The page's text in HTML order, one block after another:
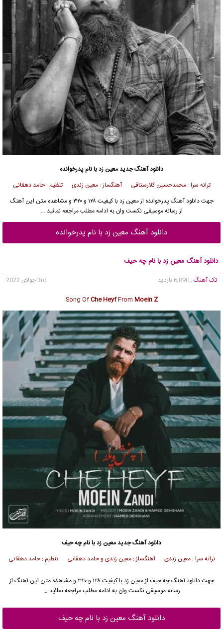
دانلود آهنگ جدیدمعین زد با نام پدرخوانده
ترانه سرا : محمدحسین کلارستاقی آهنگساز : معین زندی تنظیم : حامد دهقانی
جهتدانلود آهنگ پدرخوانده ازمعین زد
با کیفیت ۱۲۸ و ۳۲۰ و مشاهده متن این آهنگ
از رسانه موسیقی نکست وان به ادامه مطلب مراجعه نمائید …
دانلود آهنگ معین زد با نام پدرخوانده
دانلود آهنگ معین زد با نام چه حیف
تک آهنگ , 6,890 بازدید
3rd جولای 2022
Song OfChe HeyfFrom Moein Z
دانلود آهنگ جدیدمعین زد با نام چه حیف
ترانه سرا : معین زندی آهنگساز : معین زندی و حامد دهقانی تنظیم : حامد دهقانی
جهت دانلود آهنگ چه حیف از معین زد با کیفیت ۱۲۸ و ۳۲۰ و مشاهده متن این آهنگ از
رسانه موسیقی نکست وان به ادامه مطلب مراجعه نمائید …
دانلود آهنگ معین زد با نام چه حیف